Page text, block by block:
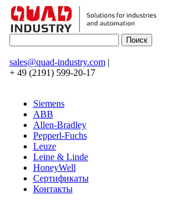
sales@quad-industry.com|
+ 49 (2191) 599-20-17
Siemens
ABB
Allen-Bradley
Pepperl-Fuchs
Leuze
Leine & Linde
HoneyWell
Сертификаты
Контакты